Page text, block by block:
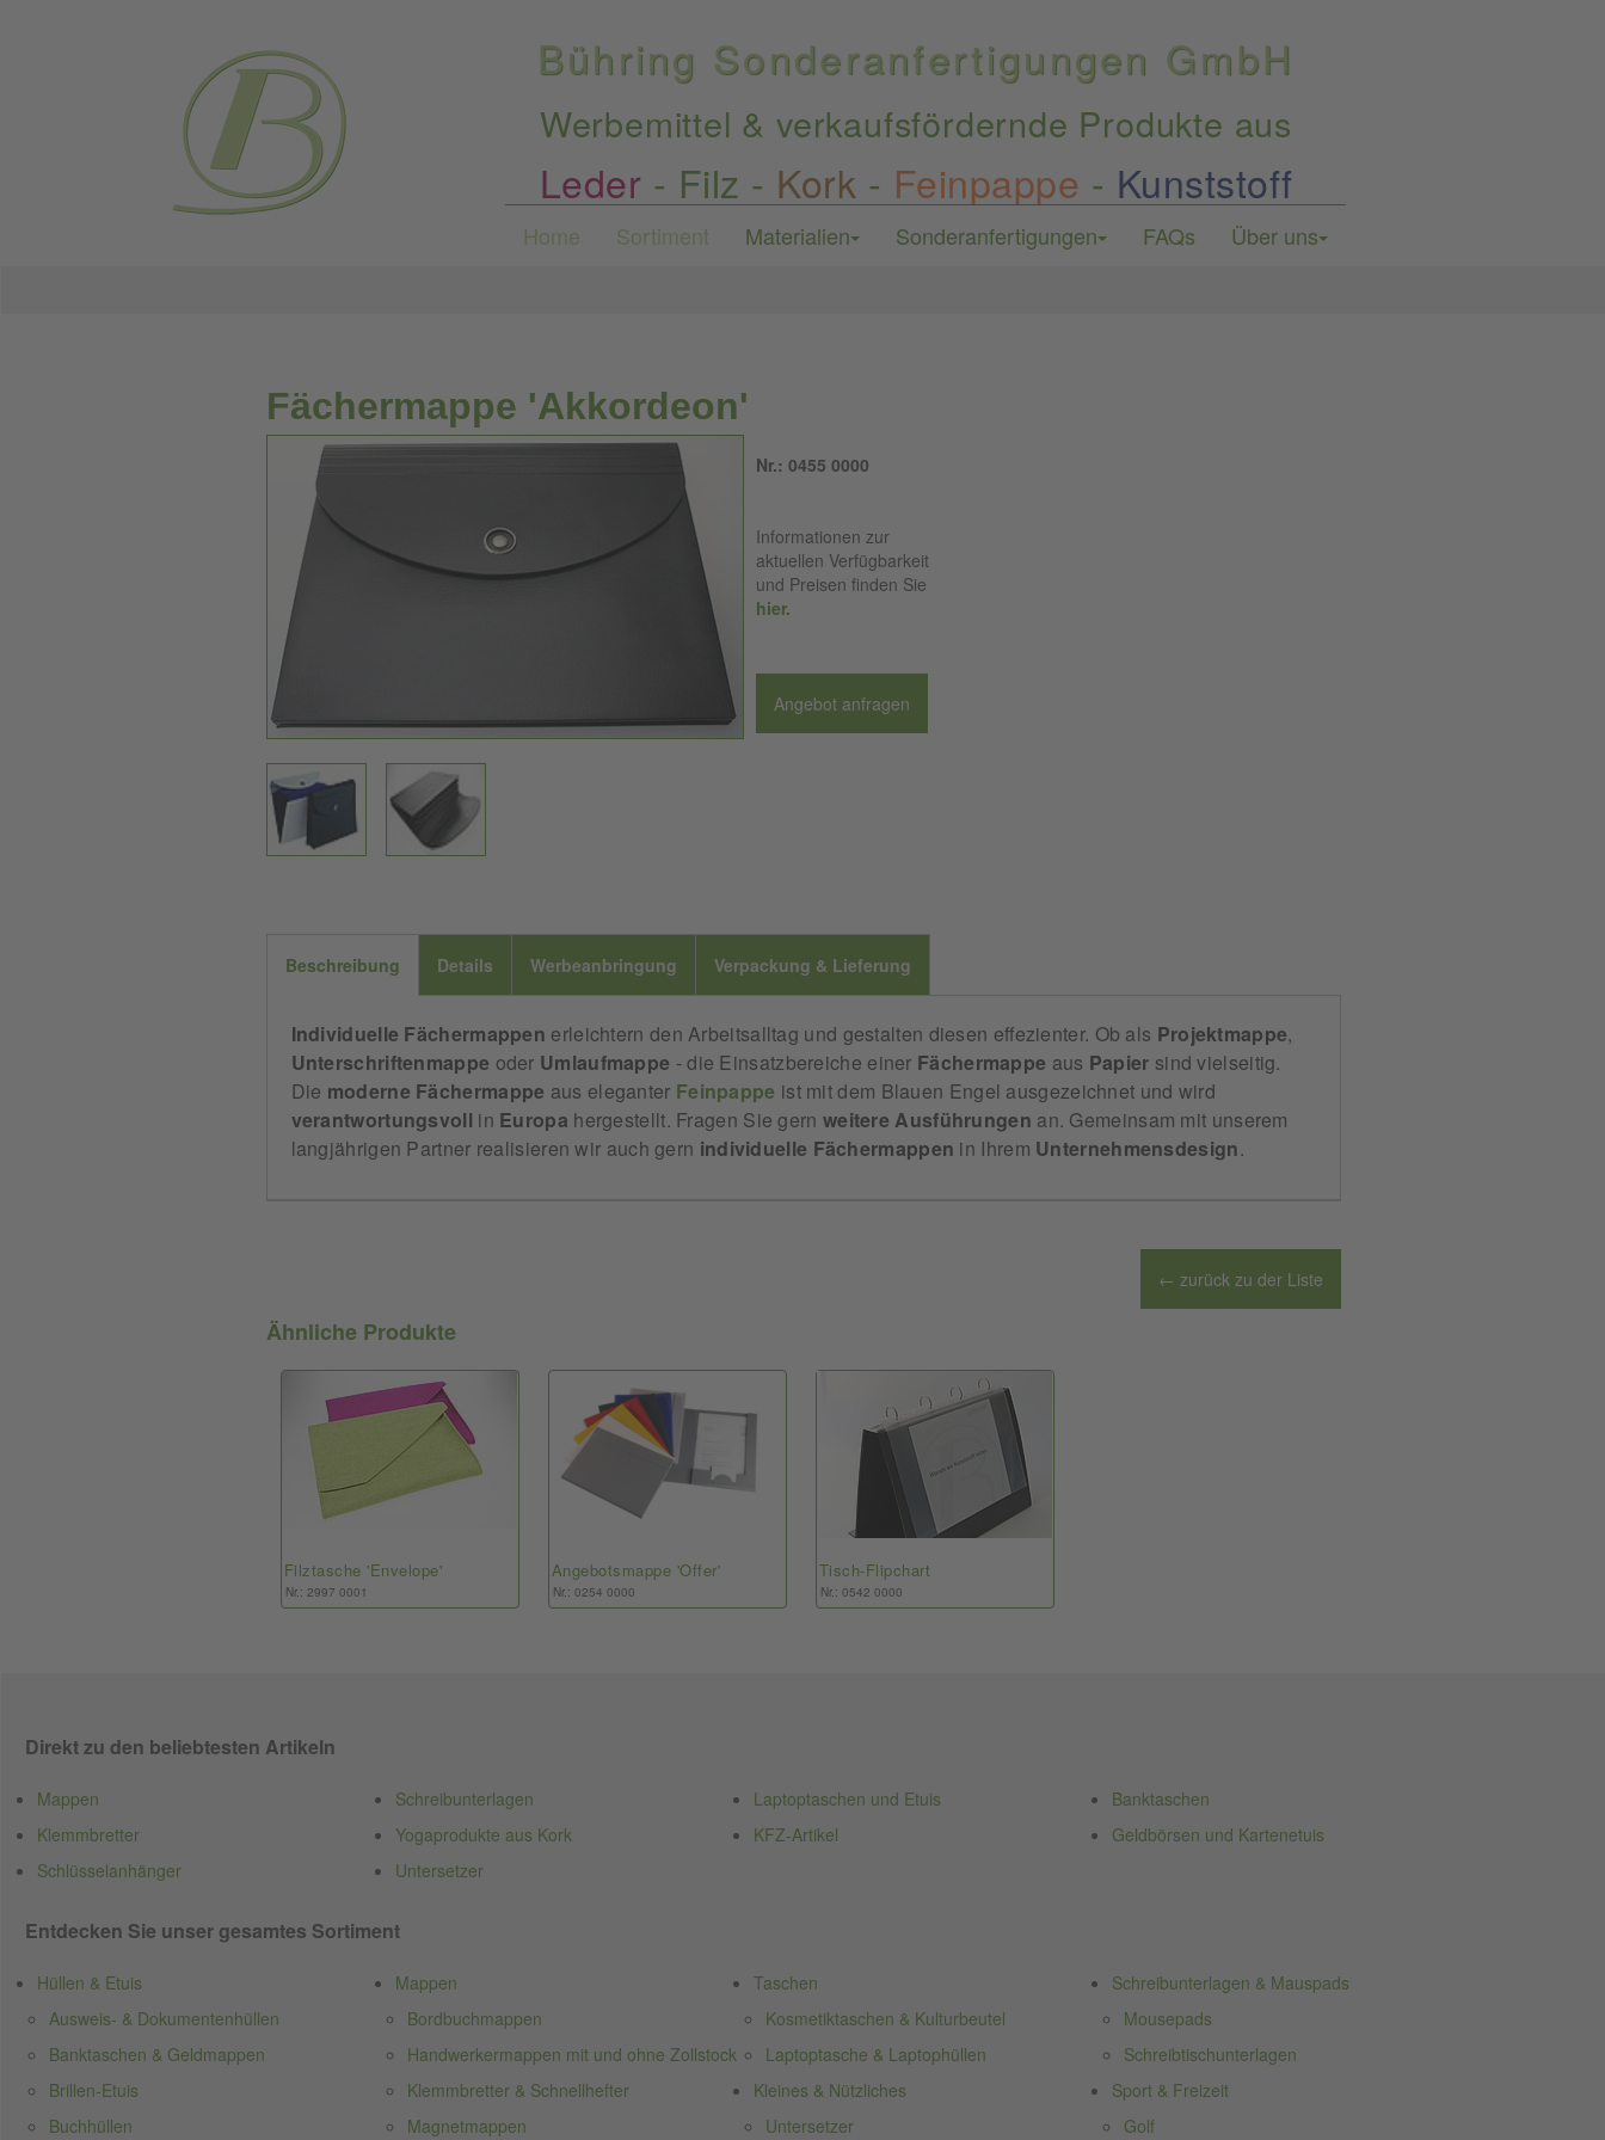
Bühring Sonderanfertigungen GmbH
Werbemittel & verkaufsfördernde Produkte aus
Leder - Filz - Kork - Feinpappe - Kunststoff
Home Sortiment Materialien Sonderanfertigungen FAQs Über uns
Fächermappe 'Akkordeon'
Nr.: 0455 0000
Informationen zur
aktuellen Verfügbarkeit
und Preisen finden Sie
hier.
Angebot anfragen
Beschreibung Details Werbeanbringung Verpackung & Lieferung
Individuelle Fächermappen erleichtern den Arbeitsalltag und gestalten diesen effezienter. Ob als Projektmappe,
Unterschriftenmappe oder Umlaufmappe - die Einsatzbereiche einer Fächermappe aus Papier sind vielseitig.
Die moderne Fächermappe aus eleganter Feinpappe ist mit dem Blauen Engel ausgezeichnet und wird
verantwortungsvoll in Europa hergestellt. Fragen Sie gern weitere Ausführungen an. Gemeinsam mit unserem
langjährigen Partner realisieren wir auch gern individuelle Fächermappen in Ihrem Unternehmensdesign.
← zurück zu der Liste
Ähnliche Produkte
Filztasche 'Envelope'
Nr.: 2997 0001
Angebotsmappe 'Offer'
Nr.: 0254 0000
Tisch-Flipchart
Nr.: 0542 0000
Direkt zu den beliebtesten Artikeln
Mappen Schreibunterlagen Laptoptaschen und Etuis
Banktaschen
Klemmbretter
Yogaprodukte aus Kork KFZ-Artikel
Geldbörsen und Kartenetuis
Schlüsselanhänger
Untersetzer
Entdecken Sie unser gesamtes Sortiment
Hüllen & Etuis
Ausweis- & Dokumentenhüllen
Banktaschen & Geldmappen
Brillen-Etuis
Buchhüllen
Mappen
Bordbuchmappen
Handwerkermappen mit und ohne Zollstock
Klemmbretter & Schnellhefter
Magnetmappen
Taschen
Kosmetiktaschen & Kulturbeutel
Laptoptasche & Laptophüllen
Schreibunterlagen & Mauspads
Mousepads
Schreibtischunterlagen
Kleines & Nützliches
Untersetzer
Sport & Freizeit
Golf